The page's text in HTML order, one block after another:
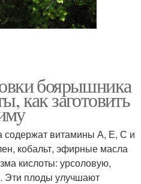
боярышника
как заготовить
витамины А, Е, С и
кобальт, эфирные масла
кислоты: урсоловую,
Эти плоды улучшают